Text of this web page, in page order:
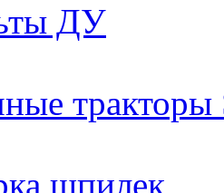
ДУ
тракторы
шпилек